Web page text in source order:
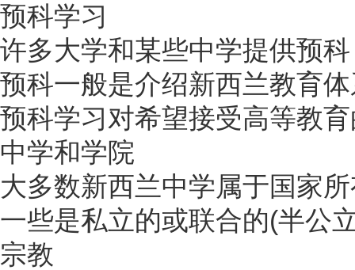
预科学习
许多大学和某些中学提供预科
预科一般是介绍新西兰教育
预科学习对希望接受高等教
中学和学院
大多数新西兰中学属于国家
一些是私立的或联合的(半公
宗教